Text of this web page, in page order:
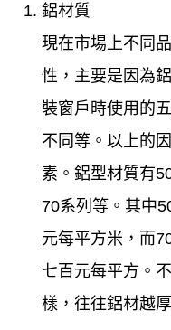
鋁材質
現在市場上不同
性，主要是因為
裝窗戶時使用的
不同等。以上的
素。鋁型材質有
70系列等。其中
元每平方米，而
七百元每平方。
樣，往往鋁材越